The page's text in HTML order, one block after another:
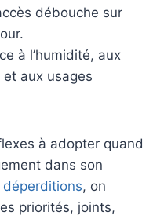
débouche sur
à l’humidité, aux
aux usages
à adopter quand
dans son
déperditions, on
priorités, joints,